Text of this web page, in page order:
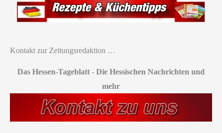
Kontakt zur Zeitungsredaktion …
Das Hessen-Tageblatt - Die Hessischen Nachrichten und
mehr